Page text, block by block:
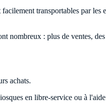
transportables par
nombreux : plus de ventes,
achats.
en libre-service ou à